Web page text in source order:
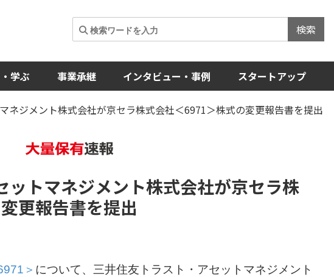
検索
学ぶ 事業承継 インタビュー・事例 スタートアップ
ネジメント株式会社が京セラ株式会社＜6971＞株式の変更報告書を提出
ットマネジメント株式会社が京セラ株
更報告書を提出
＞ について、三井住友トラスト・アセットマネジメント